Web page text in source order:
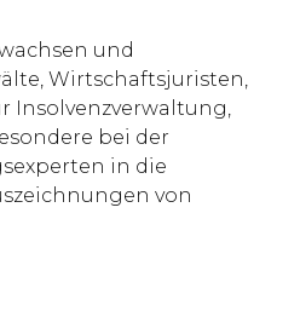
und
Wirtschaftsjuristen,
Insolvenzverwaltung,
bei der
in die
von